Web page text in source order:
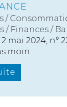
/
/ Finances /
2 mai 2024, n°
moin...